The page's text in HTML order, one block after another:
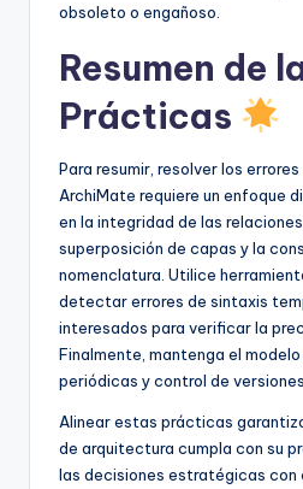
obsoleto o engañoso.
Resumen de
Prácticas
Para resumir, resolver los
ArchiMate requiere un enfoque
en la integridad de las
superposición de capas y la
nomenclatura. Utilice
detectar errores de sintaxis
interesados para verificar la
Finalmente, mantenga el
periódicas y control de versiones.
Alinear estas prácticas
de arquitectura cumpla con su
las decisiones estratégicas con